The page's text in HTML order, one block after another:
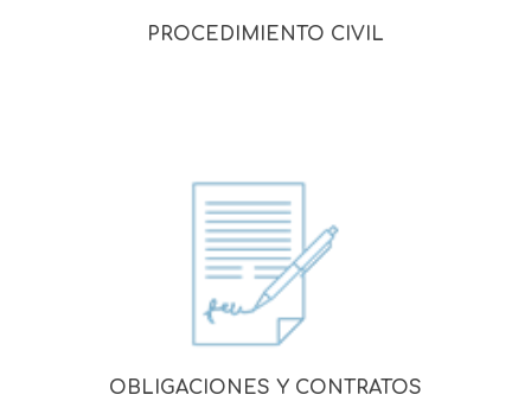
PROCEDIMIENTO CIVIL
OBLIGACIONES Y CONTRATOS